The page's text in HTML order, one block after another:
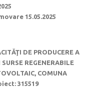
15.05.2025
DE PRODUCERE A
REGENERABILE
COMUNA
315519